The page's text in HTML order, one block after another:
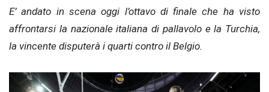
E’ andato in scena oggi l’ottavo di finale che ha visto
affrontarsi la nazionale italiana di pallavolo e la Turchia,
la vincente disputerà i quarti contro il Belgio.